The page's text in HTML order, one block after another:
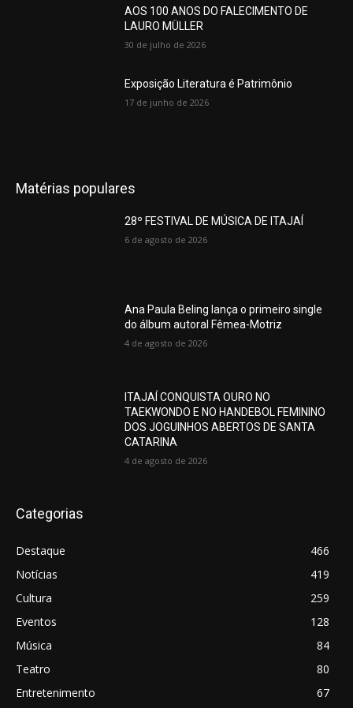
AOS 100 ANOS DO FALECIMENTO DE
LAURO MÜLLER
30 de julho de 2026
Exposição Literatura é Patrimônio
17 de junho de 2026
Matérias populares
28º FESTIVAL DE MÚSICA DE ITAJAÍ
6 de agosto de 2026
Ana Paula Beling lança o primeiro single
do álbum autoral Fêmea-Motriz
4 de agosto de 2026
ITAJAÍ CONQUISTA OURO NO
TAEKWONDO E NO HANDEBOL FEMININO
DOS JOGUINHOS ABERTOS DE SANTA
CATARINA
4 de agosto de 2026
Categorias
Destaque
466
Notícias
419
Cultura
259
Eventos
128
Música
84
Teatro
80
Entretenimento
67